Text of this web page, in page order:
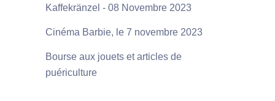
Kaffekränzel - 08 Novembre 2023
Cinéma Barbie, le 7 novembre 2023
Bourse aux jouets et articles de
puériculture